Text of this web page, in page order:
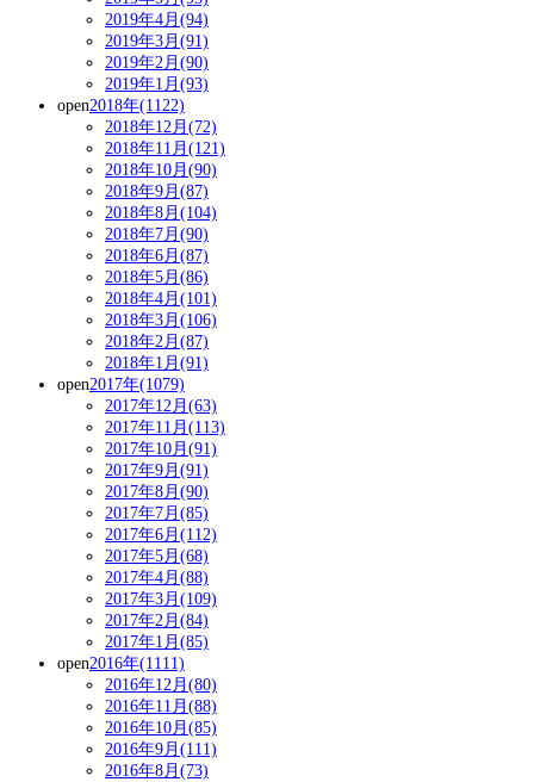
2019年4月(94)
2019年3月(91)
2019年2月(90)
2019年1月(93)
open2018年(1122)
2018年12月(72)
2018年11月(121)
2018年10月(90)
2018年9月(87)
2018年8月(104)
2018年7月(90)
2018年6月(87)
2018年5月(86)
2018年4月(101)
2018年3月(106)
2018年2月(87)
2018年1月(91)
open2017年(1079)
2017年12月(63)
2017年11月(113)
2017年10月(91)
2017年9月(91)
2017年8月(90)
2017年7月(85)
2017年6月(112)
2017年5月(68)
2017年4月(88)
2017年3月(109)
2017年2月(84)
2017年1月(85)
open2016年(1111)
2016年12月(80)
2016年11月(88)
2016年10月(85)
2016年9月(111)
2016年8月(73)